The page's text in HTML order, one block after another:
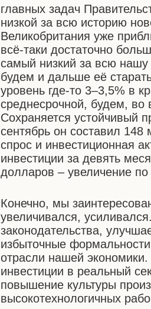
главных задач
низкой за всю историю
Великобритания уже
всё-таки достаточно
самый низкий за всю
будем и дальше её
уровень где-то 3–3,5% в
среднесрочной, будем, во
Сохраняется устойчивый
сентябрь он составил
спрос и инвестиционная
инвестиции за девять
долларов – увеличение
Конечно, мы
увеличивался,
законодательства,
избыточные формальности
отрасли нашей
инвестиции в реальный
повышение культуры
высокотехнологичных